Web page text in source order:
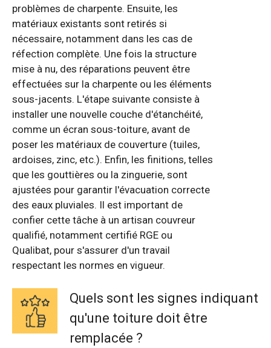
problèmes de charpente. Ensuite, les
matériaux existants sont retirés si
nécessaire, notamment dans les cas de
réfection complète. Une fois la structure
mise à nu, des réparations peuvent être
effectuées sur la charpente ou les éléments
sous-jacents. L'étape suivante consiste à
installer une nouvelle couche d'étanchéité,
comme un écran sous-toiture, avant de
poser les matériaux de couverture (tuiles,
ardoises, zinc, etc.). Enfin, les finitions, telles
que les gouttières ou la zinguerie, sont
ajustées pour garantir l'évacuation correcte
des eaux pluviales. Il est important de
confier cette tâche à un artisan couvreur
qualifié, notamment certifié RGE ou
Qualibat, pour s'assurer d'un travail
respectant les normes en vigueur.
Quels sont les signes indiquant
qu'une toiture doit être
remplacée ?